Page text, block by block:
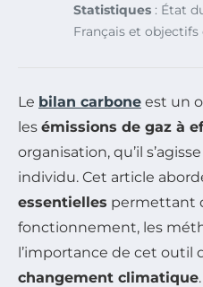
Statistiques : État
Français et
Le bilan carbone est un
les émissions de gaz à
organisation, qu’il
individu. Cet article
essentielles permettant
fonctionnement, les
l’importance de cet outil
changement climatique